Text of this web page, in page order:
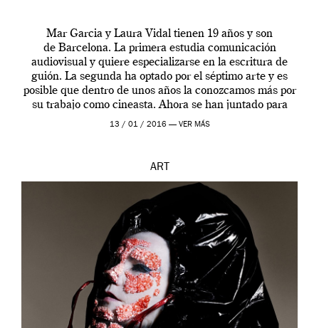
Mar Garcia y Laura Vidal tienen 19 años y son
de Barcelona. La primera estudia comunicación
audiovisual y quiere especializarse en la escritura de
guión. La segunda ha optado por el séptimo arte y es
posible que dentro de unos años la conozcamos más por
su trabajo como cineasta. Ahora se han juntado para
contarnos una […]
13 / 01 / 2016 — VER MÁS
ART